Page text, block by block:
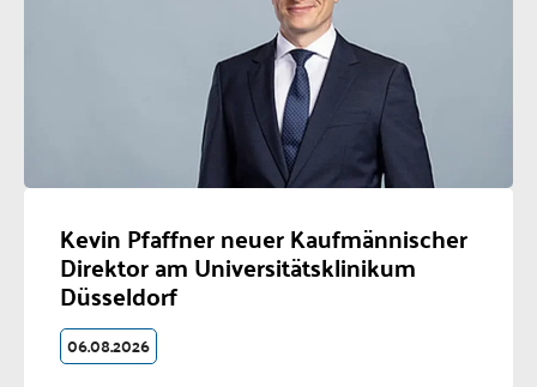
Kevin Pfaffner neuer Kaufmännischer
Direktor am Universitätsklinikum
Düsseldorf
06.08.2026